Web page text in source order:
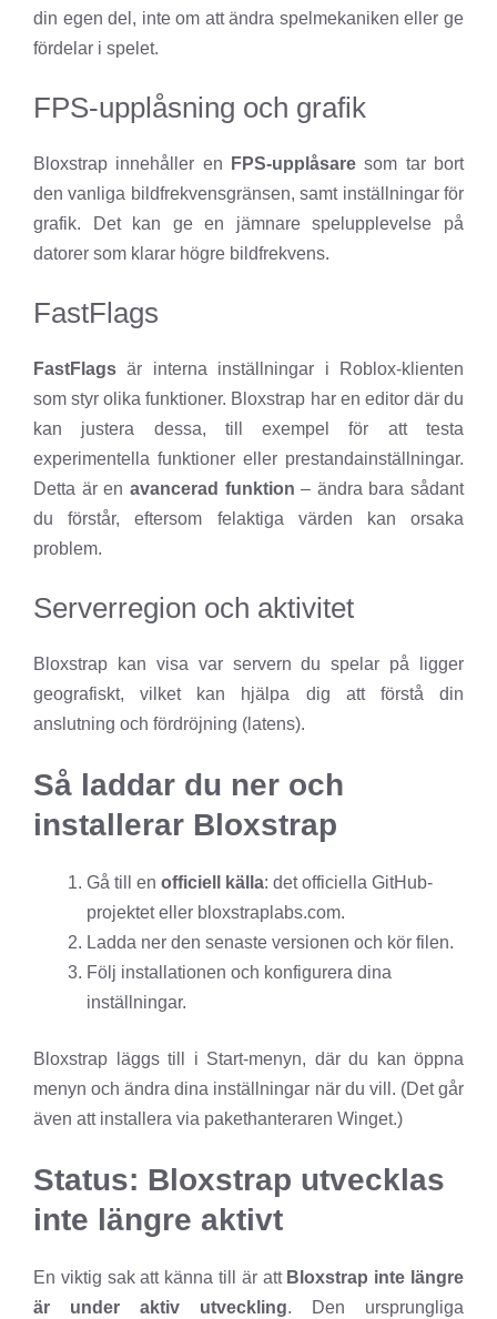
din egen del, inte om att ändra spelmekaniken eller ge
fördelar i spelet.
FPS-upplåsning och grafik
Bloxstrap innehåller en FPS-upplåsare som tar bort
den vanliga bildfrekvensgränsen, samt inställningar för
grafik. Det kan ge en jämnare spelupplevelse på
datorer som klarar högre bildfrekvens.
FastFlags
FastFlags är interna inställningar i Roblox-klienten
som styr olika funktioner. Bloxstrap har en editor där du
kan justera dessa, till exempel för att testa
experimentella funktioner eller prestandainställningar.
Detta är en avancerad funktion – ändra bara sådant
du förstår, eftersom felaktiga värden kan orsaka
problem.
Serverregion och aktivitet
Bloxstrap kan visa var servern du spelar på ligger
geografiskt, vilket kan hjälpa dig att förstå din
anslutning och fördröjning (latens).
Så laddar du ner och
installerar Bloxstrap
Gå till en officiell källa: det officiella GitHub-
projektet eller bloxstraplabs.com.
Ladda ner den senaste versionen och kör filen.
Följ installationen och konfigurera dina
inställningar.
Bloxstrap läggs till i Start-menyn, där du kan öppna
menyn och ändra dina inställningar när du vill. (Det går
även att installera via pakethanteraren Winget.)
Status: Bloxstrap utvecklas
inte längre aktivt
En viktig sak att känna till är att Bloxstrap inte längre
är under aktiv utveckling. Den ursprungliga